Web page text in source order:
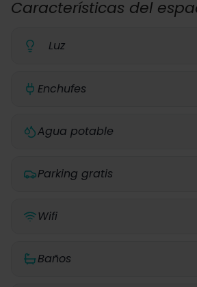
Características del
Luz
Enchufes
Agua potable
Parking gratis
Wifi
Baños